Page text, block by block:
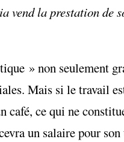
vend la prestation de
» non seulement
Mais si le travail
café, ce qui ne
un salaire pour